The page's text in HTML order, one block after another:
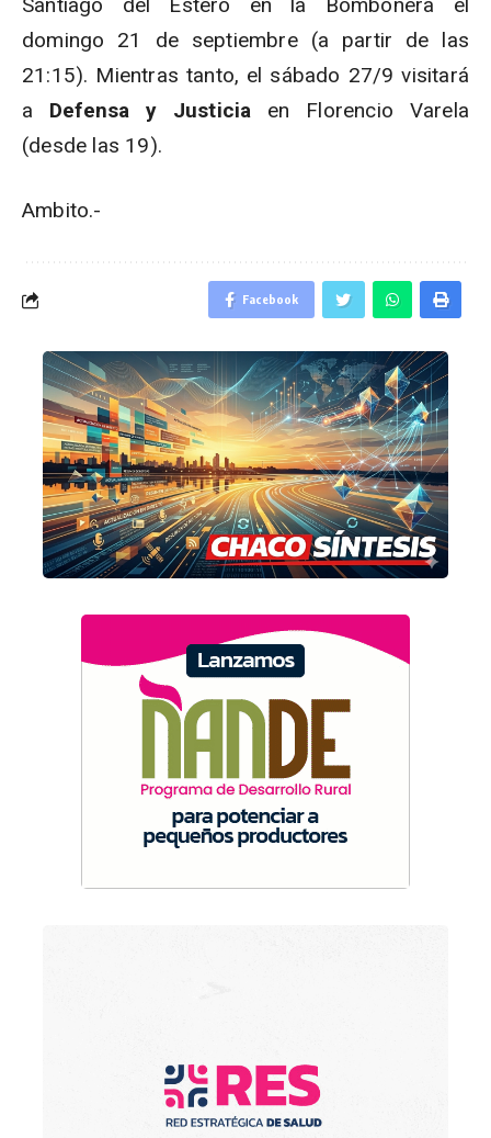
domingo 21 de septiembre (a partir de las
21:15). Mientras tanto, el sábado 27/9 visitará
a Defensa y Justicia en Florencio Varela
(desde las 19).
Ambito.-
Facebook